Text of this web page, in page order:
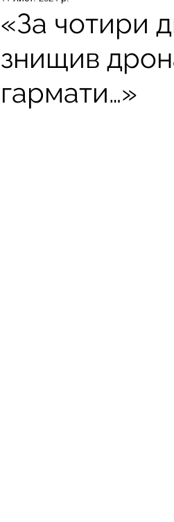
«За чотири
знищив
гармати…»